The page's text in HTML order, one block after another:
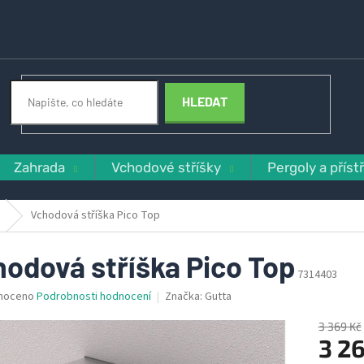
HLEDAT
Zahrada Vchodové stříšky Pergoly a
Vchodová stříška Pico Top
stříška Pico Top 7314403
Podrobnosti hodnocení Značka: Gutta
3 369 Kč
3